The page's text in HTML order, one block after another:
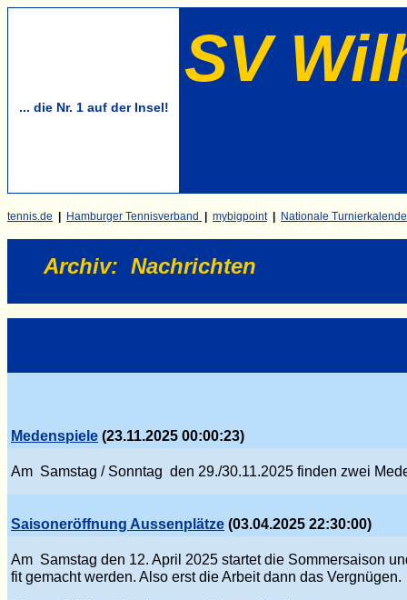
... die Nr. 1 auf der Insel!
SV
tennis.de Hamburger Tennisverband mybigpoint Nationale
Archiv: Nachrichten
Medenspiele (23.11.2025 00:00:23)
Am Samstag / Sonntag den 29./30.11.2025 finden zwei
Saisoneröffnung Aussenplätze (03.04.2025 22:30:00)
Am Samstag den 12. April 2025 startet die Sommersaison
fit gemacht werden. Also erst die Arbeit dann das Vergnügen.